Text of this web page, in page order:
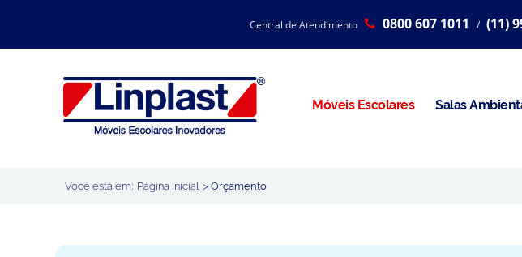
Central de Atendimento 0800 607 1011 / (11)
Móveis Escolares Salas
Você está em: Página Inicial > Orçamento
Linha Resina Plástica
SOBRE A EMPRESA